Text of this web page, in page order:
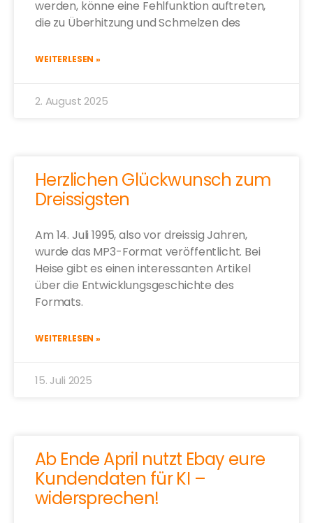
werden, könne eine Fehlfunktion auftreten,
die zu Überhitzung und Schmelzen des
WEITERLESEN »
2. August 2025
Herzlichen Glückwunsch zum
Dreissigsten
Am 14. Juli 1995, also vor dreissig Jahren,
wurde das MP3-Format veröffentlicht. Bei
Heise gibt es einen interessanten Artikel
über die Entwicklungsgeschichte des
Formats.
WEITERLESEN »
15. Juli 2025
Ab Ende April nutzt Ebay eure
Kundendaten für KI –
widersprechen!